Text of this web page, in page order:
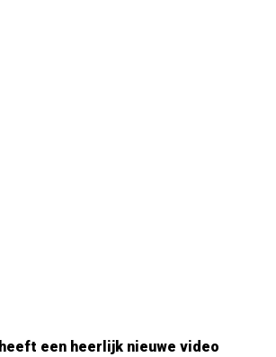
heeft een heerlijk nieuwe video